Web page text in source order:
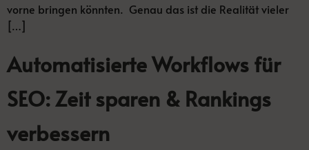
vorne bringen könnten. Genau das ist die Realität vieler
[…]
Automatisierte Workflows für
SEO: Zeit sparen & Rankings
verbessern